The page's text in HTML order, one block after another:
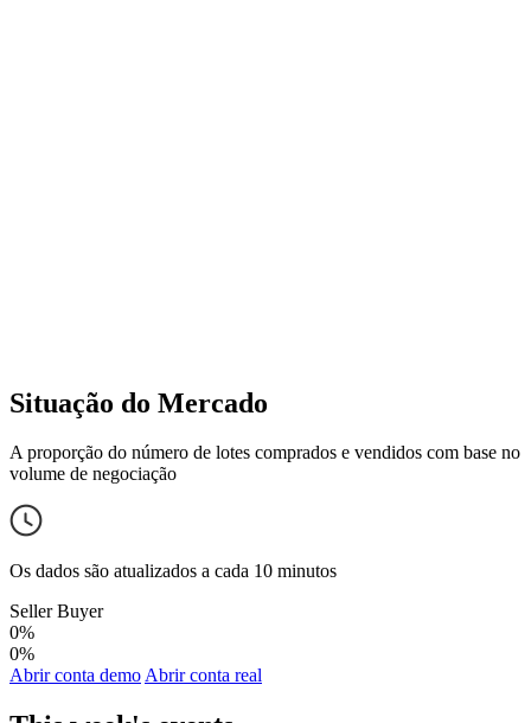
Situação do Mercado
A proporção do número de lotes comprados e vendidos com base no
volume de negociação
Os dados são atualizados a cada 10 minutos
Seller Buyer
0%
0%
Abrir conta demoAbrir conta real